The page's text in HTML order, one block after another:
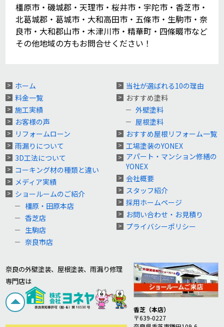
橿原市・磯城郡・天理市・桜井市・宇陀市・香芝市・
北葛城郡・葛城市・大和高田市・五條市・生駒市・奈
良市・大和郡山市・木津川市・精華町・四條畷市など
その他地域の方もお問合せください！
ホーム
料金一覧
施工実績
お客様の声
リフォームローン
雨漏りについて
3D工法について
コーキング材の種類と違い
メディア実績
ショールームのご紹介
橿原・田原本店
香芝店
生駒店
奈良市店
当社が選ばれる10の理由
おすすめ塗料
外壁塗料
屋根塗料
おすすめ屋根リフォーム一覧
工場塗装のYONEX
アパート・マンション修繕の
YONEX
会社概要
スタッフ紹介
採用ホームページ
お問い合わせ・お見積り
プライバシーポリシー
奈良の外壁塗装、屋根塗装、雨漏り修理
専門店は
香芝（本店）
〒639-0227